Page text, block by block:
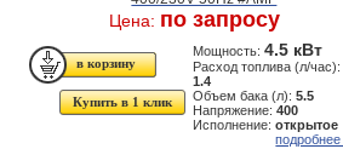
Цена: по запросу
Купить в 1 клик
Мощность:4.5 кВт
Расход топлива (л/час):
1.4
Объем бака (л):5.5
Напряжение:400
Исполнение:открытое
подробнее